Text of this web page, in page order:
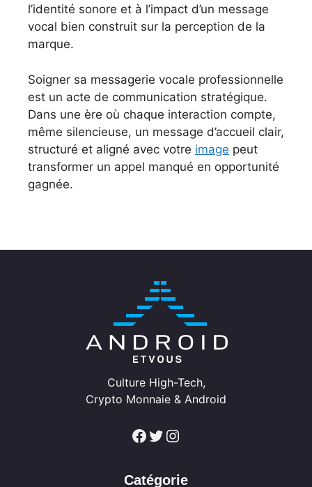
l’identité sonore et à l’impact d’un message
vocal bien construit sur la perception de la
marque.
Soigner sa messagerie vocale professionnelle
est un acte de communication stratégique.
Dans une ère où chaque interaction compte,
même silencieuse, un message d’accueil clair,
structuré et aligné avec votre image peut
transformer un appel manqué en opportunité
gagnée.
Culture High-Tech,
Crypto Monnaie & Android
Facebook Twitter Instagram
Catégorie